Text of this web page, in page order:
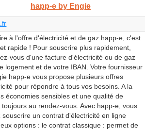
happ-e by Engie
à l'offre d'électricité et de gaz happ-e, c'est
rapide ! Pour souscrire plus rapidement,
vous d'une facture d'électricité ou de gaz
logement et de votre IBAN. Votre fournisseur
happ-e vous propose plusieurs offres
pour répondre à tous vos besoins. A la
économies sensibles et une qualité de
toujours au rendez-vous. Avec happ-e, vous
souscrire un contrat d'électricité en ligne
options : le contrat classique : permet de